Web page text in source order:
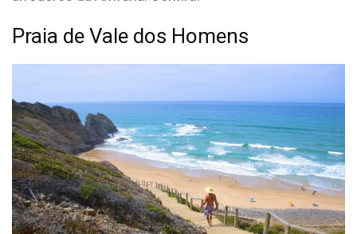
Praia de Vale dos Homens